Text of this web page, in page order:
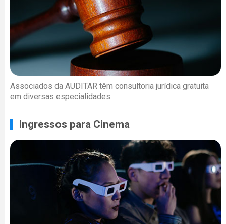
Associados da AUDITAR têm consultoria jurídica gratuita
em diversas especialidades.
Ingressos para Cinema